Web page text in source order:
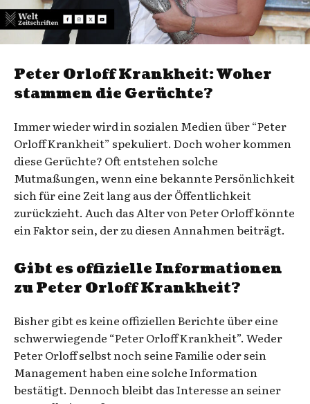
Peter Orloff Krankheit: Woher
stammen die Gerüchte?
Immer wieder wird in sozialen Medien über “Peter
Orloff Krankheit” spekuliert. Doch woher kommen
diese Gerüchte? Oft entstehen solche
Mutmaßungen, wenn eine bekannte Persönlichkeit
sich für eine Zeit lang aus der Öffentlichkeit
zurückzieht. Auch das Alter von Peter Orloff könnte
ein Faktor sein, der zu diesen Annahmen beiträgt.
Gibt es offizielle Informationen
zu Peter Orloff Krankheit?
Bisher gibt es keine offiziellen Berichte über eine
schwerwiegende “Peter Orloff Krankheit”. Weder
Peter Orloff selbst noch seine Familie oder sein
Management haben eine solche Information
bestätigt. Dennoch bleibt das Interesse an seiner